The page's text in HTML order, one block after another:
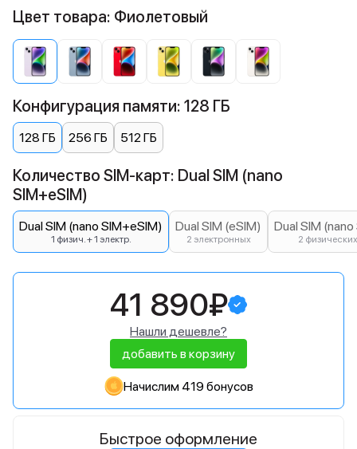
Цвет товара: Фиолетовый
Конфигурация памяти: 128 ГБ
128 ГБ 256 ГБ 512 ГБ
Количество SIM-карт: Dual SIM (nano
SIM+eSIM)
Dual SIM (nano SIM+eSIM)
1 физич. + 1 электр.
Dual SIM (eSIM)
2 электронных
Dual SIM
2 физических
41 890₽
Нашли дешевле?
добавить в корзину
Начислим 419 бонусов
Быстрое оформление